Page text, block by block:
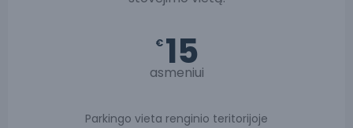
€ 15
asmeniui
Parkingo vieta renginio teritorijoje